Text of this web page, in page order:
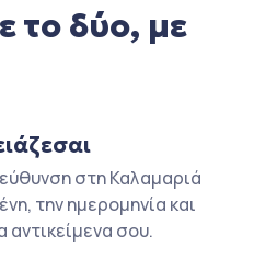
το δύο, με
στη Καλαμαριά
την ημερομηνία και
αντικείμενα σου.